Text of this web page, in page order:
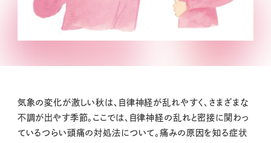
気象の変化が激しい秋は、自律神経が乱れやすく、さまざまな
不調が出やす季節。ここでは、自律神経の乱れと密接に関わっ
ているつらい頭痛の対処法について。痛みの原因を知る症状